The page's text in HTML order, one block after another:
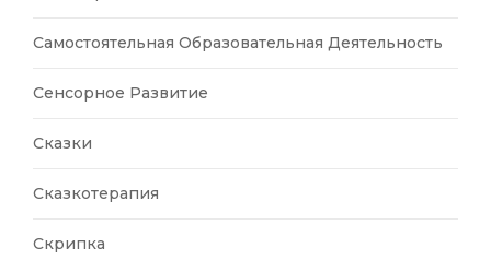
Самостоятельная Образовательная Деятельность
Сенсорное Развитие
Сказки
Сказкотерапия
Скрипка